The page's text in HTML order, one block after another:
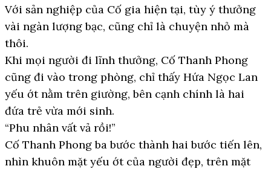
Với sản nghiệp của Cố gia hiện tại, tùy ý thưởng
vài ngàn lượng bạc, cũng chỉ là chuyện nhỏ mà
thôi.
Khi mọi người đi lĩnh thưởng, Cố Thanh Phong
cũng đi vào trong phòng, chỉ thấy Hứa Ngọc Lan
yếu ớt nằm trên giường, bên cạnh chính là hai
đứa trẻ vừa mới sinh.
“Phu nhân vất vả rồi!”
Cố Thanh Phong ba bước thành hai bước tiến lên,
nhìn khuôn mặt yếu ớt của người đẹp, trên mặt